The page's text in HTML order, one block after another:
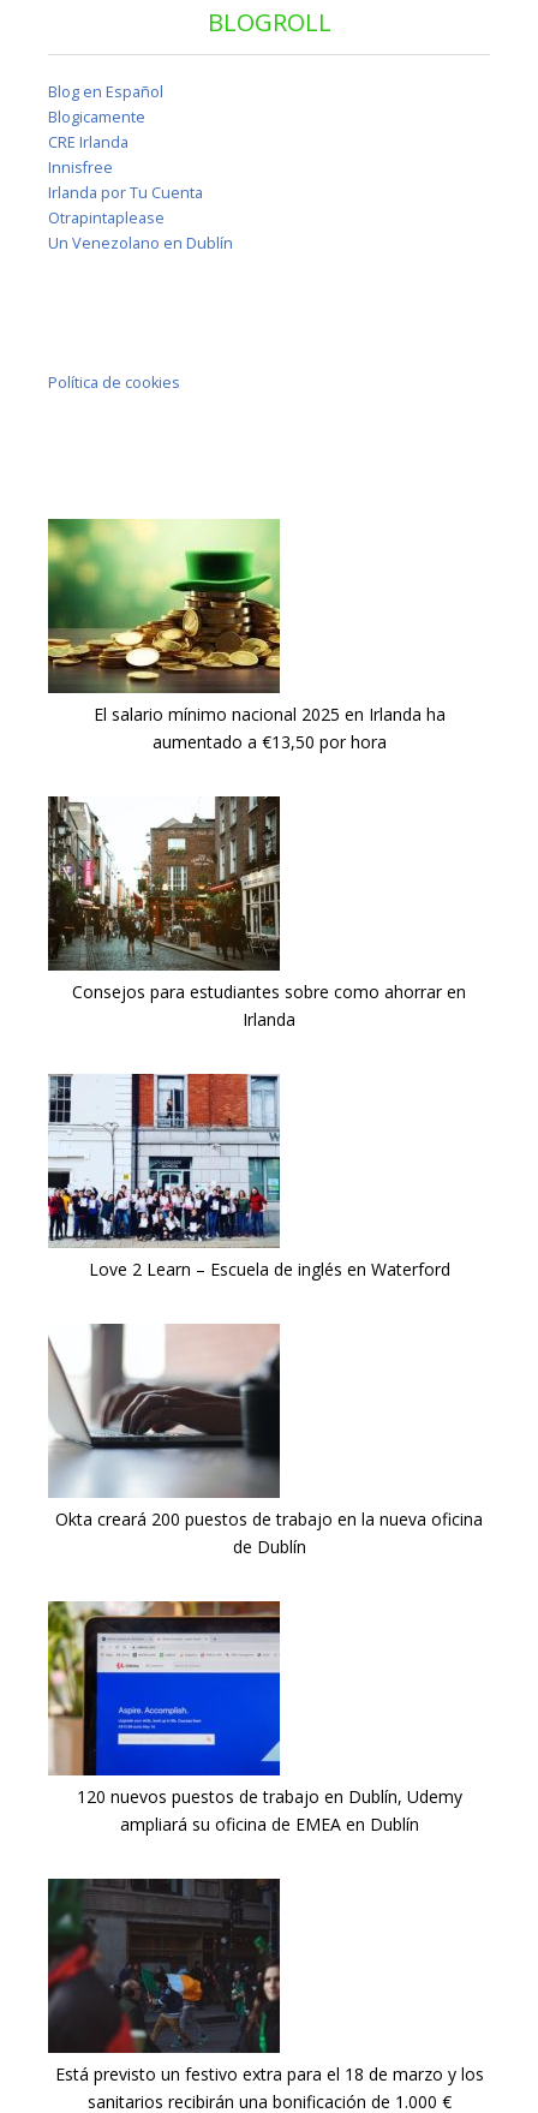
BLOGROLL
Blog en Español
Blogicamente
CRE Irlanda
Innisfree
Irlanda por Tu Cuenta
Otrapintaplease
Un Venezolano en Dublín
Política de cookies
El salario mínimo nacional 2025 en Irlanda ha
aumentado a €13,50 por hora
Consejos para estudiantes sobre como ahorrar en
Irlanda
Love 2 Learn – Escuela de inglés en Waterford
Okta creará 200 puestos de trabajo en la nueva oficina
de Dublín
120 nuevos puestos de trabajo en Dublín, Udemy
ampliará su oficina de EMEA en Dublín
Está previsto un festivo extra para el 18 de marzo y los
sanitarios recibirán una bonificación de 1.000 €